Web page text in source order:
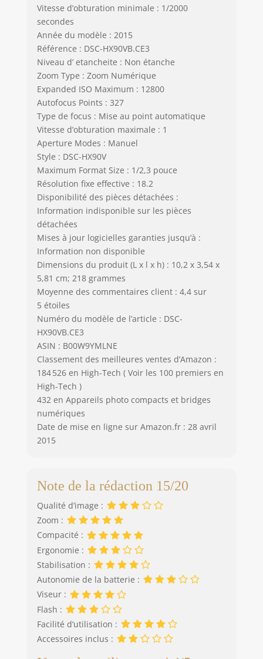
Vitesse d’obturation minimale : 1/2000
secondes
Année du modèle : 2015
Référence : DSC-HX90VB.CE3
Niveau d’ etancheite : Non étanche
Zoom Type : Zoom Numérique
Expanded ISO Maximum : 12800
Autofocus Points : 327
Type de focus : Mise au point automatique
Vitesse d’obturation maximale : 1
Aperture Modes : Manuel
Style : DSC-HX90V
Maximum Format Size : 1/2,3 pouce
Résolution fixe effective : 18.2
Disponibilité des pièces détachées :
Information indisponible sur les pièces
détachées
Mises à jour logicielles garanties jusqu’à :
Information non disponible
Dimensions du produit (L x l x h) : 10,2 x 3,54 x
5,81 cm; 218 grammes
Moyenne des commentaires client : 4,4 sur
5 étoiles
Numéro du modèle de l’article : DSC-
HX90VB.CE3
ASIN : B00W9YMLNE
Classement des meilleures ventes d’Amazon :
184 526 en High-Tech ( Voir les 100 premiers en
High-Tech )
432 en Appareils photo compacts et bridges
numériques
Date de mise en ligne sur Amazon.fr : 28 avril
2015
Note de la rédaction 15/20
Qualité d’image :
Zoom :
Compacité :
Ergonomie :
Stabilisation :
Autonomie de la batterie :
Viseur :
Flash :
Facilité d’utilisation :
Accessoires inclus :